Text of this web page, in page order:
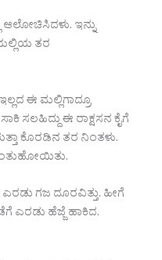
ಆಲೋಚಿಸಿದಳು. ಇನ್ನು
ತರ
ಈ ಮಲ್ಲಿಗಾದ್ರೂ
ಸಲಹಿದ್ದು ಈ ರಾಕ್ಷಸನ ಕೈಗೆ
ಕೊರಡಿನ ತರ ನಿಂತಳು.
ಗಜ ದೂರವಿತ್ತು. ಹೀಗೆ
ಎರಡು ಹೆಜ್ಜೆ ಹಾಕಿದ.